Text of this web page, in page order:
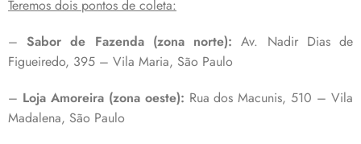
Teremos dois pontos de coleta:
–Sabor de Fazenda (zona norte): Av. Nadir Dias de
Figueiredo, 395 – Vila Maria, São Paulo
– Loja Amoreira (zona oeste): Rua dos Macunis, 510 – Vila
Madalena, São Paulo